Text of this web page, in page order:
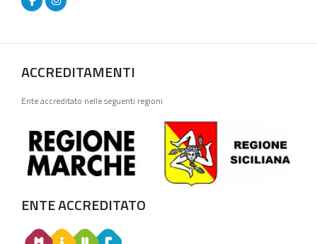
ACCREDITAMENTI
Ente accreditato nelle seguenti regioni
ENTE ACCREDITATO